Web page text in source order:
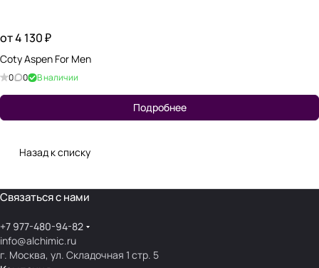
от 4 130 ₽
Coty Aspen For Men
0 0 В наличии
Подробнее
Назад к списку
Связаться с нами
+7 977-480-94-82
info@alchimic.ru
г. Москва, ул. Складочная 1 стр. 5